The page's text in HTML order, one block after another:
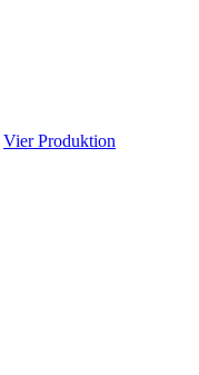
Vier Produktion